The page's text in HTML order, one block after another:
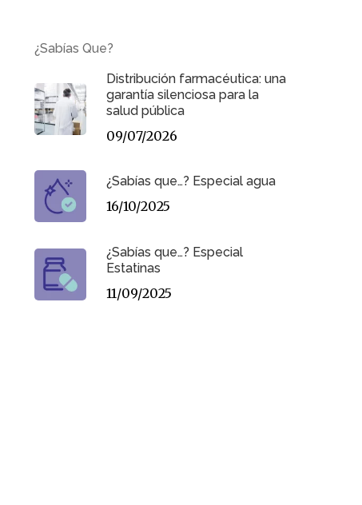
¿Sabías Que?
Distribución farmacéutica: una
garantía silenciosa para la
salud pública
09/07/2026
¿Sabías que…? Especial agua
16/10/2025
¿Sabías que…? Especial
Estatinas
11/09/2025